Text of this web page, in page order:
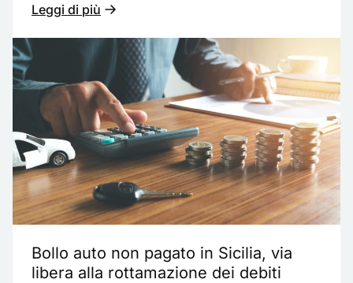
Leggi di più
Bollo auto non pagato in Sicilia, via
libera alla rottamazione dei debiti